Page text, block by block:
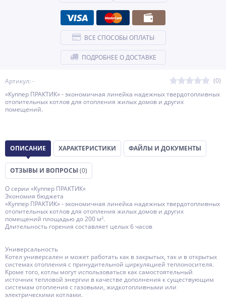
Артикул: -
(0)
«Куппер ПРАКТИК» - экономичная линейка надежных твердотопливных
отопительных котлов для отопления жилых домов и других
помещений.
ВСЕ СПОСОБЫ ОПЛАТЫ
ПОДРОБНЕЕ О ДОСТАВКЕ
ОПИСАНИЕ ХАРАКТЕРИСТИКИ ФАЙЛЫ И ДОКУМЕНТЫ
ОТЗЫВЫ И ВОПРОСЫ (0)
О серии «Куппер ПРАКТИК»
Экономия бюджета
«Куппер ПРАКТИК» - экономичная линейка надежных твердотопливных
отопительных котлов для отопления жилых домов и других
помещений площадью до 200 м².
Длительность горения составляет целых 6 часов
Универсальность
Котел универсален и может работать как в закрытых, так и в открытых
системах отопления с принудительной циркуляцией теплоносителя.
Кроме того, котлы могут использоваться как самостоятельный
источник тепловой энергии в качестве дополнения к существующим
системам отопления с газовыми, жидкотопливными или
электрическими котлами.